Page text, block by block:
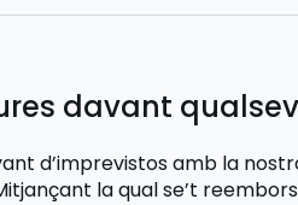
davant
d’imprevistos amb la
la qual se’t